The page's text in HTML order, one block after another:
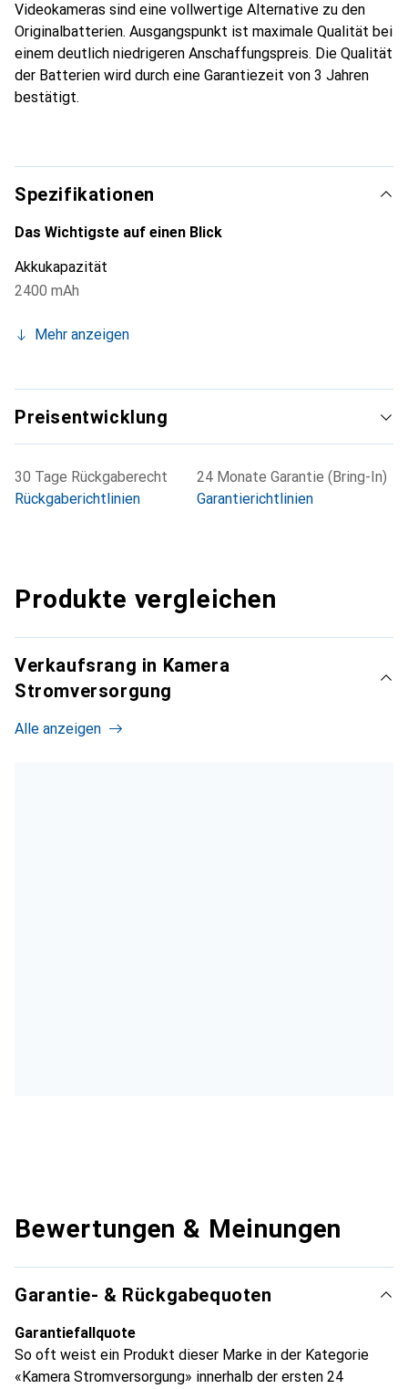
Videokameras sind eine vollwertige Alternative zu den
Originalbatterien. Ausgangspunkt ist maximale Qualität bei
einem deutlich niedrigeren Anschaffungspreis. Die Qualität
der Batterien wird durch eine Garantiezeit von 3 Jahren
bestätigt.
Spezifikationen
Das Wichtigste auf einen Blick
Akkukapazität
2400 mAh
Mehr anzeigen
Preisentwicklung
30 Tage Rückgaberecht
Rückgaberichtlinien
24 Monate Garantie (Bring-In)
Garantierichtlinien
Produkte vergleichen
Verkaufsrang in Kamera
Stromversorgung
Alle anzeigen
Bewertungen & Meinungen
Garantie- & Rückgabequoten
Garantiefallquote
So oft weist ein Produkt dieser Marke in der Kategorie
«Kamera Stromversorgung» innerhalb der ersten 24